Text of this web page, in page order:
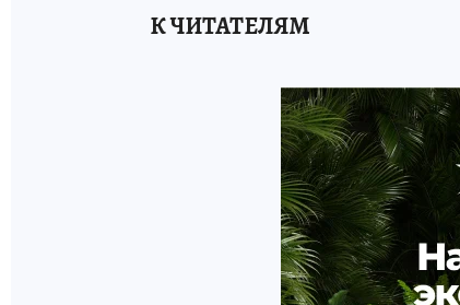
К ЧИТАТЕЛЯМ